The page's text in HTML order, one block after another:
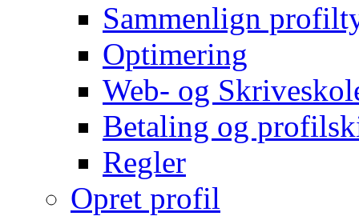
Sammenlign
Optimering
Web- og
Betaling og
Regler
Opret profil